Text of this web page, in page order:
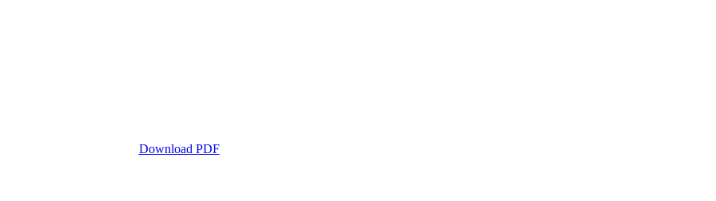
Download PDF